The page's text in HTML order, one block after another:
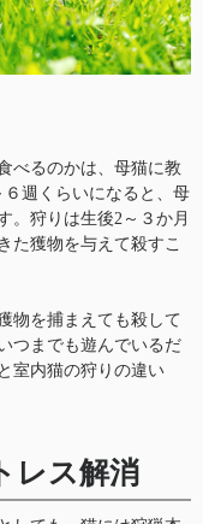
べるのかは、母猫に教
週くらいになると、母
。狩りは生後2～３か月
た獲物を与えて殺すこ
物を捕まえても殺して
つまでも遊んでいるだ
室内猫の狩りの違い
レス解消